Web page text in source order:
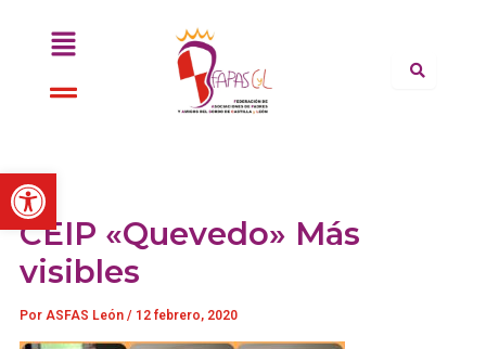
Abrir barra de herramientas
Menú
Menú
CEIP «Quevedo» Más
visibles
Por ASFAS León / 12 febrero, 2020